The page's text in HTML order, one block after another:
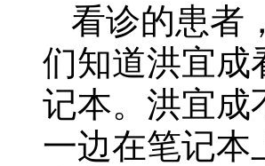
看诊的患者
们知道洪宜成
记本。洪宜成
一边在笔记